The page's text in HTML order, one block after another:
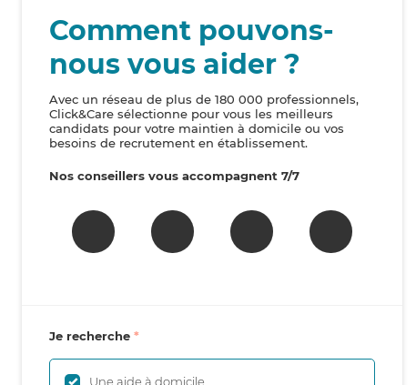
Comment pouvons-
nous vous aider ?
Avec un réseau de plus de 180 000 professionnels,
Click&Care sélectionne pour vous les meilleurs
candidats pour votre maintien à domicile ou vos
besoins de recrutement en établissement.
Nos conseillers vous accompagnent 7/7
Je recherche
Une aide à domicile